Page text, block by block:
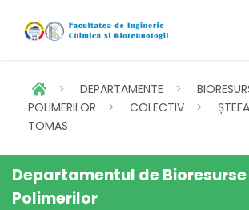
> DEPARTAMENTE >
POLIMERILOR
> COLECTIV >
TOMAS
Departamentul de
Polimerilor